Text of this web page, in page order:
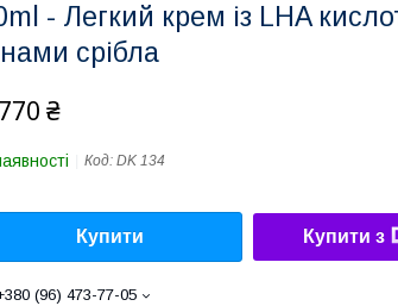
- Легкий крем із LHA
срібла
₴
Код: DK 134
Купити Купити з
(96) 473-77-05